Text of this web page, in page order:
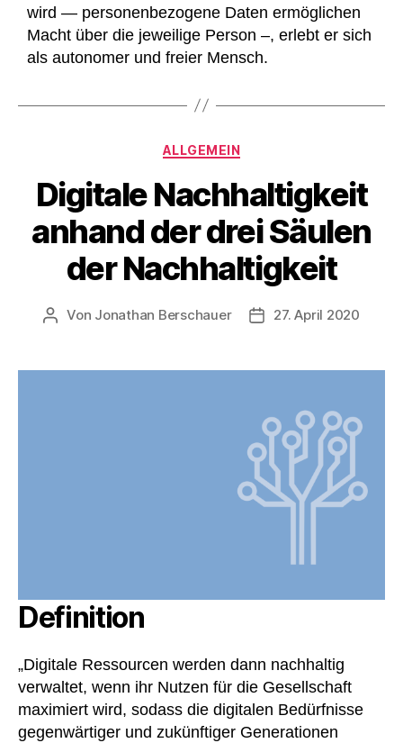
wird — personenbezogene Daten ermöglichen
Macht über die jeweilige Person –, erlebt er sich
als autonomer und freier Mensch.
Kategorien
ALLGEMEIN
Digitale Nachhaltigkeit
anhand der drei Säulen
der Nachhaltigkeit
Beitragsautor
Von Jonathan Berschauer 27. April 2020
Definition
„Digitale Ressourcen werden dann nachhaltig
verwaltet, wenn ihr Nutzen für die Gesellschaft
maximiert wird, sodass die digitalen Bedürfnisse
gegenwärtiger und zukünftiger Generationen